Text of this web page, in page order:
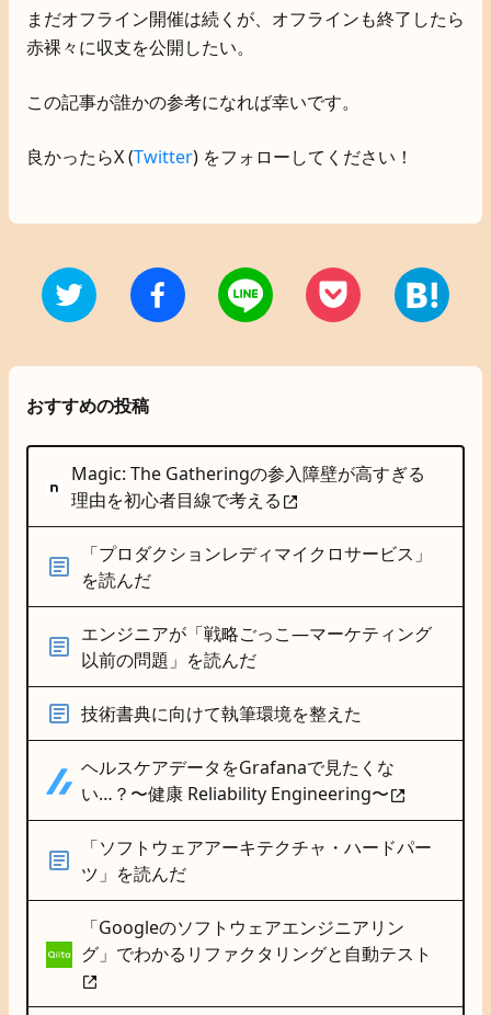
まだオフライン開催は続くが、オフラインも終了したら
赤裸々に収支を公開したい。
この記事が誰かの参考になれば幸いです。
良かったらX (Twitter) をフォローしてください！
おすすめの投稿
Magic: The Gatheringの参入障壁が高すぎる
理由を初心者目線で考える
「プロダクションレディマイクロサービス」
を読んだ
エンジニアが「戦略ごっこ―マーケティング
以前の問題」を読んだ
技術書典に向けて執筆環境を整えた
ヘルスケアデータをGrafanaで見たくな
い…？〜健康 Reliability Engineering〜
「ソフトウェアアーキテクチャ・ハードパー
ツ」を読んだ
「Googleのソフトウェアエンジニアリン
グ」でわかるリファクタリングと自動テスト